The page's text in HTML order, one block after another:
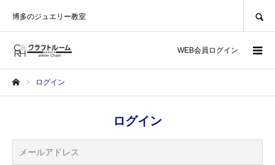
博多のジュエリー教室
WEB会員ログイン
ログイン
ログイン